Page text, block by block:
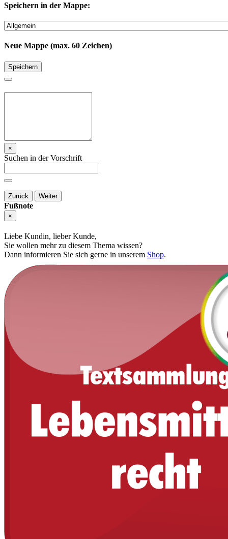
Speichern in der Mappe:
Neue Mappe (max. 60 Zeichen)
Speichern
×
Suchen in der Vorschrift
Zurück Weiter
Fußnote
×
Liebe Kundin, lieber Kunde,
Sie wollen mehr zu diesem Thema wissen?
Dann informieren Sie sich gerne in unserem Shop.